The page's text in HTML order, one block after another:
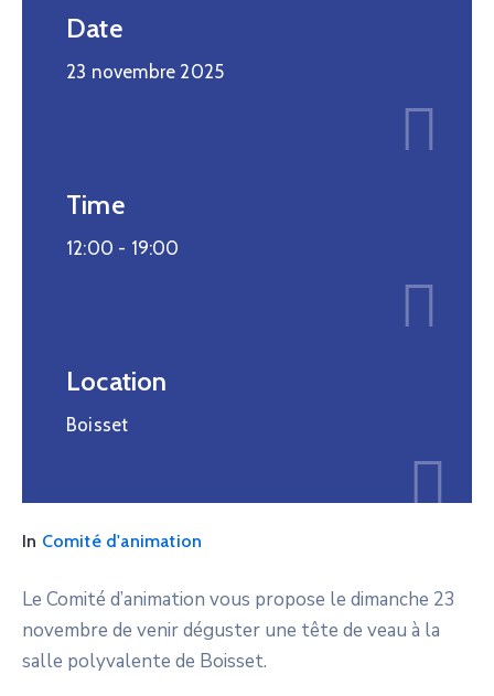
Date
23 novembre 2025
Time
12:00 - 19:00
Location
Boisset
In Comité d'animation
Le Comité d’animation vous propose le dimanche 23
novembre de venir déguster une tête de veau à la
salle polyvalente de Boisset.